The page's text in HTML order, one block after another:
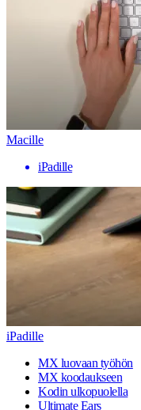
Macille
iPadille
iPadille
MX luovaan työhön
MX koodaukseen
Kodin ulkopuolella
Ultimate Ears